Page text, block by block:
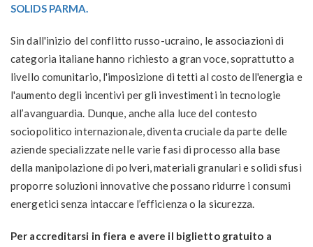
SOLIDS PARMA.
Sin dall'inizio del conflitto russo-ucraino, le associazioni di
categoria italiane hanno richiesto a gran voce, soprattutto a
livello comunitario, l'imposizione di tetti al costo dell'energia e
l'aumento degli incentivi per gli investimenti in tecnologie
all’avanguardia. Dunque, anche alla luce del contesto
sociopolitico internazionale, diventa cruciale da parte delle
aziende specializzate nelle varie fasi di processo alla base
della manipolazione di polveri, materiali granulari e solidi sfusi
proporre soluzioni innovative che possano ridurre i consumi
energetici senza intaccare l’efficienza o la sicurezza.
Per accreditarsi in fiera e avere il biglietto gratuito a